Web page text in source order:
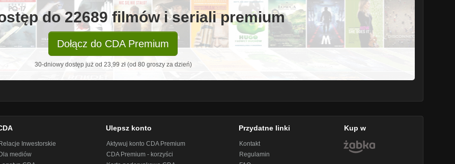
do 22689 filmów i seriali premium
Dołącz do CDA Premium
30-dniowy dostęp już od 23,99 zł (od 80 groszy za dzień)
Relacje Inwestorskie
Dla mediów
Ulepsz konto
Aktywuj konto CDA Premium
CDA Premium - korzyści
Przydatne linki
Kontakt
Regulamin
Kup w